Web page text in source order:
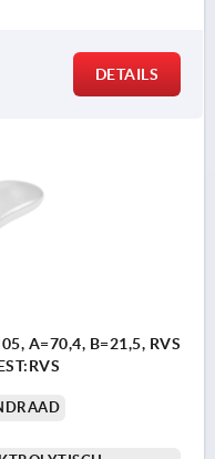
DETAILS
A=70,4, B=21,5, RVS